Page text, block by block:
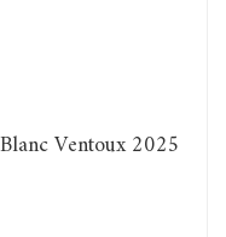
Ventoux 2025